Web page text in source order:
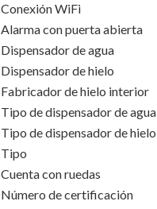
Conexión WiFi
Alarma con puerta abierta
Dispensador de agua
Dispensador de hielo
Fabricador de hielo interior
Tipo de dispensador de agua
Tipo de dispensador de hielo
Tipo
Cuenta con ruedas
Número de certificación